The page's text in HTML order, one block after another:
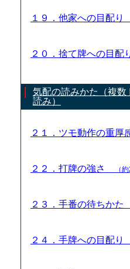
１９．他家への目配り
２０．捨て牌への目配
気配の読みかた（複数
読み）
２１．ツモ動作の重厚
２２．打牌の強さ （
２３．手番の待ちかた
２４．手牌への目配り